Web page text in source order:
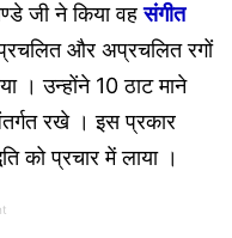
जी ने किया वहसंगीत
और अप्रचलित रगों
। उन्होंने 10 ठाट माने
रखे । इस प्रकार
को प्रचार में लाया ।